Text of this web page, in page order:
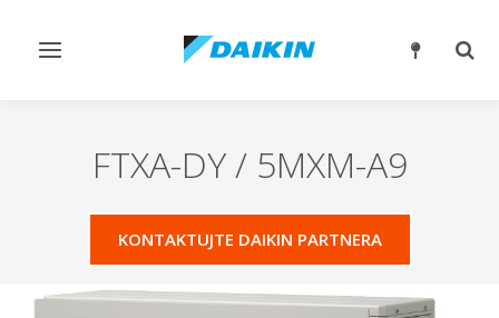
Přepnout
FTXA-DY / 5MXM-A9
KONTAKTUJTE DAIKIN PARTNERA